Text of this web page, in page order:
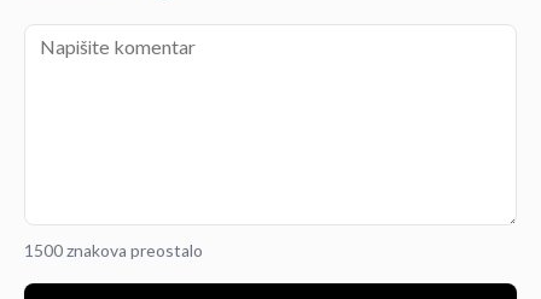
1500 znakova preostalo